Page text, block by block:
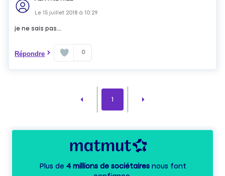
Le15 juillet 2018 à10:29
je ne sais pas...
Répondre 0
1
Plus de 4 millions de sociétairesnous font